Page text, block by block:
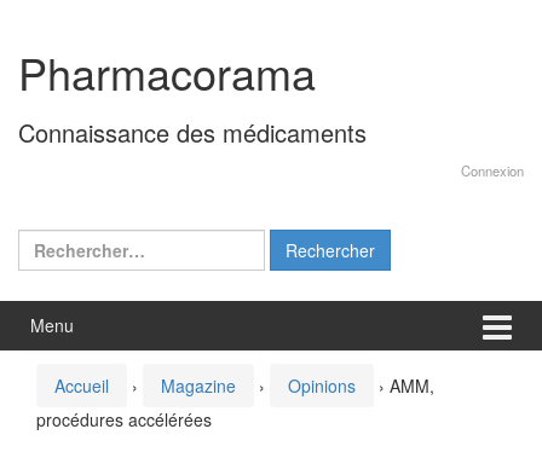
contenu
menu
principal
Pharmacorama
Connaissance des médicaments
Connexion
Rechercher :
Menu
Accueil › Magazine › Opinions › AMM,
procédures accélérées